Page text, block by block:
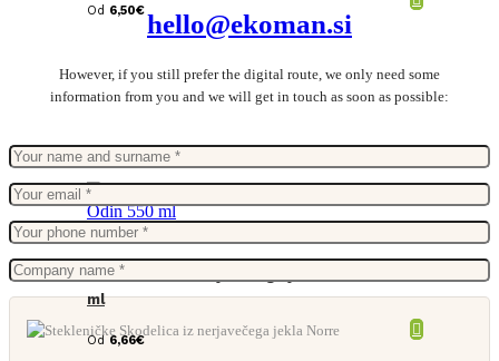
Od 6,50€
Steklenica iz nerjavečega jekla Odin 550
ml
Od6,66€
hello@ekoman.si
However, if you still prefer the digital route, we only need some
information from you and we will get in touch as soon as possible: